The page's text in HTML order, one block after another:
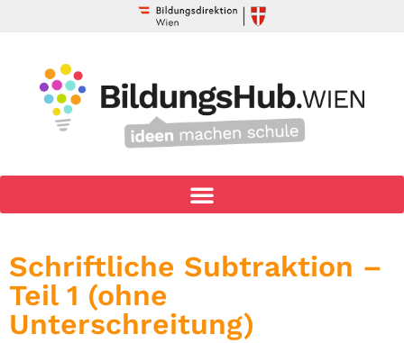
Schriftliche Subtraktion –
Teil 1 (ohne
Unterschreitung)